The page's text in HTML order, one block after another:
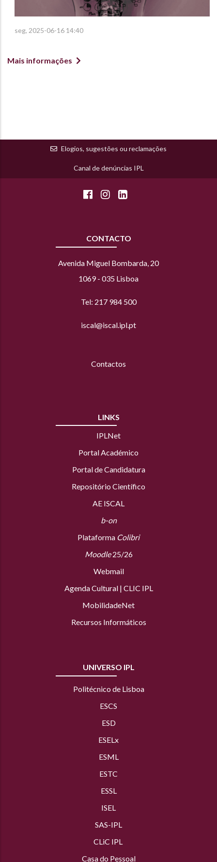
seg, 2025-06-16 14:40
Mais informações
Elogios, sugestões ou reclamações
Canal de denúncias IPL
CONTACTO
Avenida Miguel Bombarda, 20
1069 - 035 Lisboa
Tel: 217 984 500
iscal@iscal.ipl.pt
Contactos
LINKS
IPLNet
Portal Académico
Portal de Candidatura
Repositório Científico
AE ISCAL
b-on
Plataforma Colibri
Moodle25/26
Webmail
Agenda Cultural| CLIC IPL
MobilidadeNet
Recursos Informáticos
UNIVERSO IPL
Politécnico de Lisboa
ESCS
ESD
ESELx
ESML
ESTC
ESSL
ISEL
SAS-IPL
CLiC IPL
Casa do Pessoal